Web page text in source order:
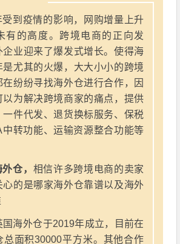
受到疫情的影响，网购增量上升
有的高度。跨境电商的正向发
企业迎来了爆发式增长。使得海
是尤其的火爆，大大小小的跨境
在纷纷寻找海外仓进行合作，因
以为解决跨境商家的痛点，提供
一件代发、退货换标服务、保税
中转功能、运输资源整合功能等
仓， 相信许多跨境电商的卖家
心的是哪家海外仓靠谱以及海外
国海外仓于2019年成立，目前在
总面积30000平方米。其他合作